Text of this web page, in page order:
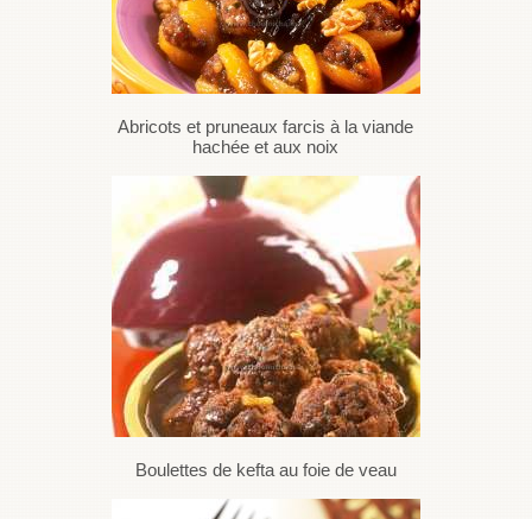
Abricots et pruneaux farcis à la viande
hachée et aux noix
Boulettes de kefta au foie de veau